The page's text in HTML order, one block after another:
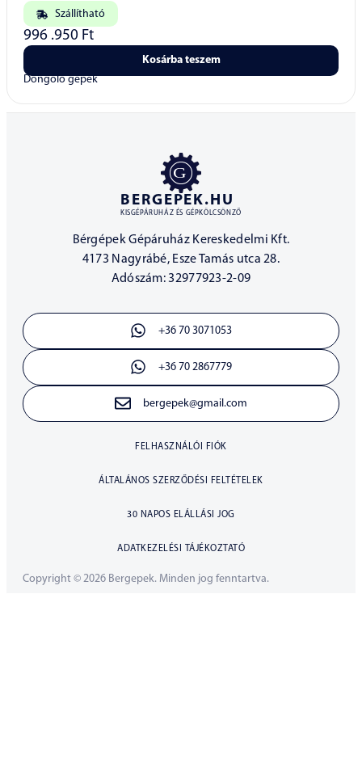
Szállítható
996 .950 Ft
Kosárba teszem
Döngölő gépek
BERGEPEK.HU
KISGÉPÁRUHÁZ ÉS GÉPKÖLCSÖNZŐ
Bérgépek Gépáruház Kereskedelmi Kft.
4173 Nagyrábé, Esze Tamás utca 28.
Adószám: 32977923-2-09
+36 70 3071053
+36 70 2867779
bergepek@gmail.com
FELHASZNÁLÓI FIÓK
ÁLTALÁNOS SZERZŐDÉSI FELTÉTELEK
30 NAPOS ELÁLLÁSI JOG
ADATKEZELÉSI TÁJÉKOZTATÓ
Copyright © 2026 Bergepek. Minden jog fenntartva.